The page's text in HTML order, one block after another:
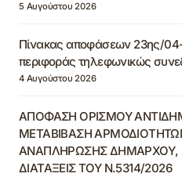
5 Αυγούστου 2026
Πίνακας αποφάσεων 23ης/
περιφοράς τηλεφωνικώς
4 Αυγούστου 2026
ΑΠΟΦΑΣΗ ΟΡΙΣΜΟΥ
ΜΕΤΑΒΙΒΑΣΗ
ΑΝΑΠΛΗΡΩΣΗΣ ΔΗΜΑΡΧΟΥ,
ΔΙΑΤΑΞΕΙΣ ΤΟΥ Ν.5314/2026